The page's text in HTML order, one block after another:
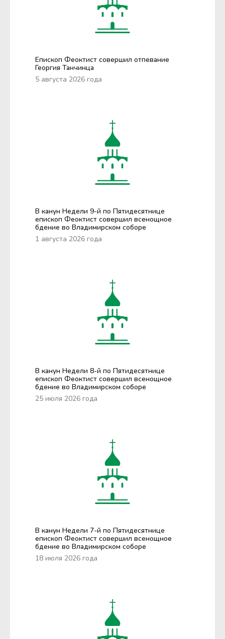
Епископ Феоктист совершил отпевание
Георгия Танчинца
5 августа 2026 года
В канун Недели 9-й по Пятидесятнице
епископ Феоктист совершил всенощное
бдение во Владимирском соборе
1 августа 2026 года
В канун Недели 8-й по Пятидесятнице
епископ Феоктист совершил всенощное
бдение во Владимирском соборе
25 июля 2026 года
В канун Недели 7-й по Пятидесятнице
епископ Феоктист совершил всенощное
бдение во Владимирском соборе
18 июля 2026 года